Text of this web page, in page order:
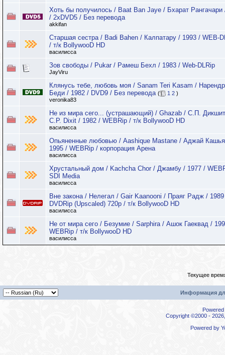
Хоть бы получилось / Baat Ban Jaye / Бхарат Рангачари
/ 2xDVD5 / Без перевода
akkifan
Старшая сестра / Badi Bahen / Калпатару / 1993 / WEB-
/ т/к BollywooD HD
василисса
Зов свободы / Pukar / Рамеш Бехл / 1983 / Web-DLRip
JayViru
Клянусь тебе, любовь моя / Sanam Teri Kasam /
Беди / 1982 / DVD9 / Без перевода ( 1 2 )
veronika83
Не из мира сего... (устрашающий) / Ghazab / С.П.
C.P. Dixit / 1982 / WEBRip / т/к BollywooD HD
василисса
Опьяненные любовью / Aashique Mastane / Аджай
1995 / WEBRip / корпорация Арена
василисса
Хрустальный дом / Kachcha Chor / Джамбу / 1977 /
SDI Media
василисса
Вне закона / Нелегал / Gair Kaanooni / Праяг Радж /
DVDRip (Upscaled) 720p / т/к BollywooD HD
василисса
Не от мира сего / Безумие / Sarphira / Ашок Гаеквад /
WEBRip / т/к BollywooD HD
василисса
Текущее
Информация
Copyright ©2000 -
Powered by